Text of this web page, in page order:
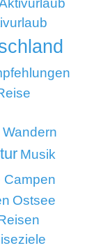
Musik
Campen
Ostsee